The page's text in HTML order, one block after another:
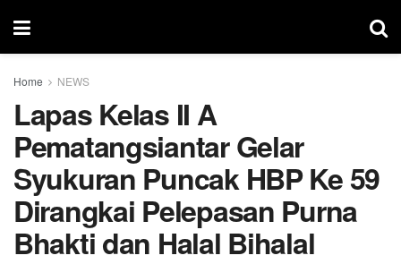
Home NEWS
Lapas Kelas II A
Pematangsiantar Gelar
Syukuran Puncak HBP Ke 59
Dirangkai Pelepasan Purna
Bhakti dan Halal Bihalal